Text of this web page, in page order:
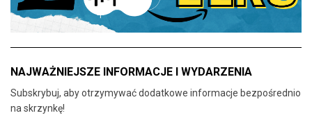
NAJWAŻNIEJSZE INFORMACJE I WYDARZENIA
Subskrybuj, aby otrzymywać dodatkowe informacje bezpośrednio
na skrzynkę!